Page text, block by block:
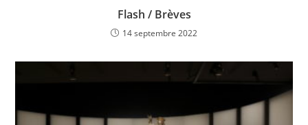
Flash / Brèves
14 septembre 2022